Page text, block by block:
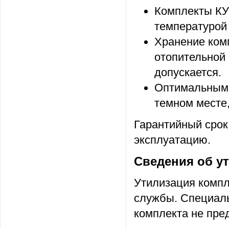
Комплекты
Хранение
допускается.
Оптимальным
темном
Гарантийный
эксплуатацию.
Сведения об
Утилизация
службы.
комплекта не